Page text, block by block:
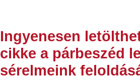
Ingyenesen
cikke a párbeszéd
sérelmeink